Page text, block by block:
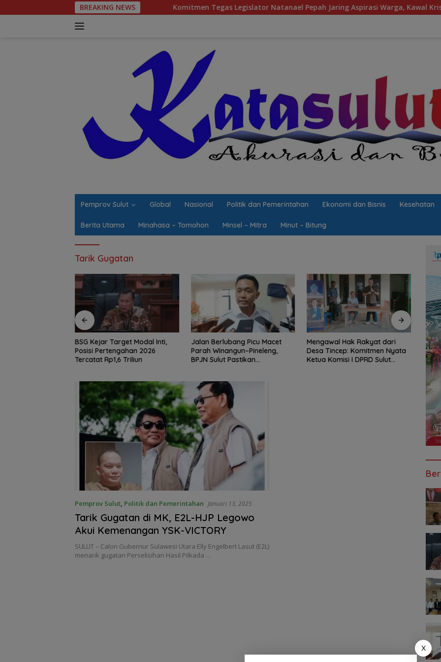
ke
BREAKING NEWSKomitmen Tegas Legislator Natanael Pepah Jaring Aspirasi Warga, Kawal Krisis Air
Pemprov Sulut Global Nasional Politik dan Pemerintahan Ekonomi dan Bisnis Kesehatan
Berita Utama Minahasa – Tomohon Minsel – Mitra Minut – Bitung
Tarik Gugatan
BSG Kejar Target Modal Inti,
Posisi Pertengahan 2026
Tercatat Rp1,6 Triliun
Jalan Berlubang Picu Macet
Parah Winangun–Pineleng,
BPJN Sulut Pastikan
Mengawal Hak Rakyat dari
Desa Tincep: Komitmen Nyata
Ketua Komisi I DPRD Sulut
Pemprov Sulut, Politik dan Pemerintahan Januari 13, 2025
Tarik Gugatan di MK, E2L-HJP Legowo
Akui Kemenangan YSK-VICTORY
SULUT – Calon Gubernur Sulawesi Utara Elly Engelbert Lasut (E2L)
menarik gugatan Perselisihan Hasil Pilkada …
X